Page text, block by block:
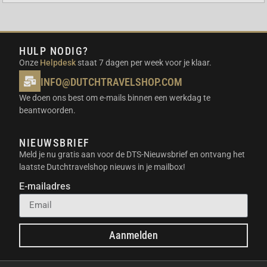
Je raakt nooit meer de weg kwijt dankzij de sterke
GPS-verbinding. Het horloge ondersteunt meerdere
satellietsystemen voor een snelle en accurate
locatiebepaling. Je kunt zelfs routes importeren om
direct vanaf je pols te navigeren. Dit is ideaal voor
ZEPP OS EN AI-ONDERSTEUNING
Het besturingssysteem werkt soepel en biedt
toegang tot diverse handige apps. Bovendien helpt
de AI-coach je bij het opstellen van
gepersonaliseerde trainingsschema’s. Je krijgt advies
op basis van je huidige conditie en vermoeidheid.
Hierdoor train je slimmer en voorkom de kans op
HULP NODIG?
Onze Helpdesk staat 7 dagen per week voor je klaar.
INFO@DUTCHTRAVELSHOP.COM
We doen ons best om e-mails binnen een werkdag te
beantwoorden.
NIEUWSBRIEF
Meld je nu gratis aan voor de DTS-Nieuwsbrief en ontvang het
laatste Dutchtravelshop nieuws in je mailbox!
E-mailadres
Aanmelden